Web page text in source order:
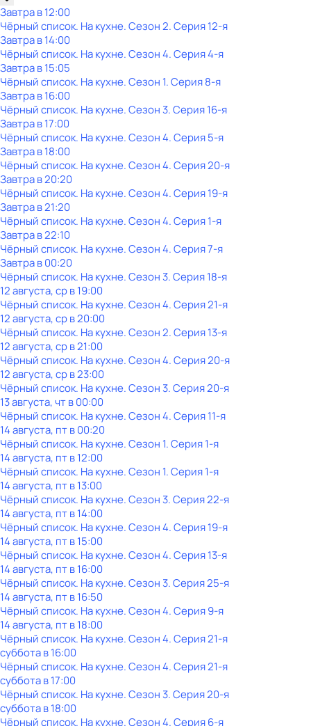
Завтра в 12:00
Чёрный список. На кухне. Сезон 2. Серия 12-я
Завтра в 14:00
Чёрный список. На кухне. Сезон 4. Серия 4-я
Завтра в 15:05
Чёрный список. На кухне. Сезон 1. Серия 8-я
Завтра в 16:00
Чёрный список. На кухне. Сезон 3. Серия 16-я
Завтра в 17:00
Чёрный список. На кухне. Сезон 4. Серия 5-я
Завтра в 18:00
Чёрный список. На кухне. Сезон 4. Серия 20-я
Завтра в 20:20
Чёрный список. На кухне. Сезон 4. Серия 19-я
Завтра в 21:20
Чёрный список. На кухне. Сезон 4. Серия 1-я
Завтра в 22:10
Чёрный список. На кухне. Сезон 4. Серия 7-я
Завтра в 00:20
Чёрный список. На кухне. Сезон 3. Серия 18-я
12 августа, ср в 19:00
Чёрный список. На кухне. Сезон 4. Серия 21-я
12 августа, ср в 20:00
Чёрный список. На кухне. Сезон 2. Серия 13-я
12 августа, ср в 21:00
Чёрный список. На кухне. Сезон 4. Серия 20-я
12 августа, ср в 23:00
Чёрный список. На кухне. Сезон 3. Серия 20-я
13 августа, чт в 00:00
Чёрный список. На кухне. Сезон 4. Серия 11-я
14 августа, пт в 00:20
Чёрный список. На кухне. Сезон 1. Серия 1-я
14 августа, пт в 12:00
Чёрный список. На кухне. Сезон 1. Серия 1-я
14 августа, пт в 13:00
Чёрный список. На кухне. Сезон 3. Серия 22-я
14 августа, пт в 14:00
Чёрный список. На кухне. Сезон 4. Серия 19-я
14 августа, пт в 15:00
Чёрный список. На кухне. Сезон 4. Серия 13-я
14 августа, пт в 16:00
Чёрный список. На кухне. Сезон 3. Серия 25-я
14 августа, пт в 16:50
Чёрный список. На кухне. Сезон 4. Серия 9-я
14 августа, пт в 18:00
Чёрный список. На кухне. Сезон 4. Серия 21-я
субботав16:00
Чёрный список. На кухне. Сезон 4. Серия 21-я
субботав17:00
Чёрный список. На кухне. Сезон 3. Серия 20-я
субботав18:00
Чёрный список. На кухне. Сезон 4. Серия 6-я